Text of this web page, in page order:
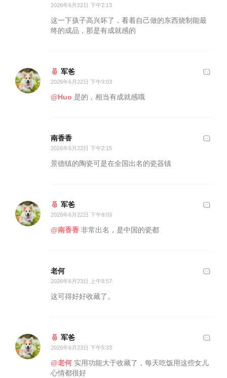
2026年6月22日 下午2:13
这一下孩子高兴坏了，看着自己做的东西烧制能最
终的成品，那是有成就感的
军爸
2026年6月22日 下午9:03
@Huo 是的，相当有成就感哦
南香香
2026年6月22日 下午2:15
景德镇的陶瓷可是在全国出名的瓷器镇
军爸
2026年6月22日 下午9:03
@南香香 非常出名，是中国的瓷都
老何
2026年6月23日 上午8:57
这可得好好收藏了。
军爸
2026年6月23日 下午5:33
@老何 实用功能大于收藏了，每天吃饭用这些女儿
心情都很好